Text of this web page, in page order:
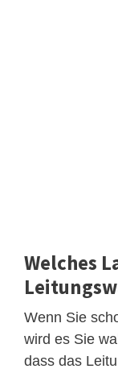
Welches
Wenn Sie
wird es Sie
dass das